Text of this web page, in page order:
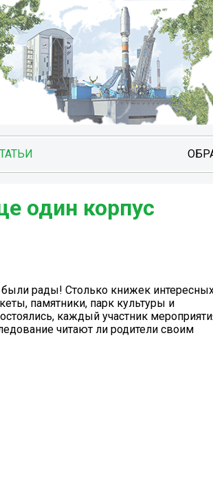
один корпус
рады! Столько книжек
памятники, парк культуры и
каждый участник
читают ли родители своим